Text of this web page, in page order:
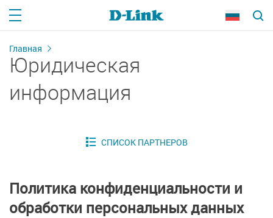
Главная
Юридическая
информация
Политика конфиденциальности и
обработки персональных данных